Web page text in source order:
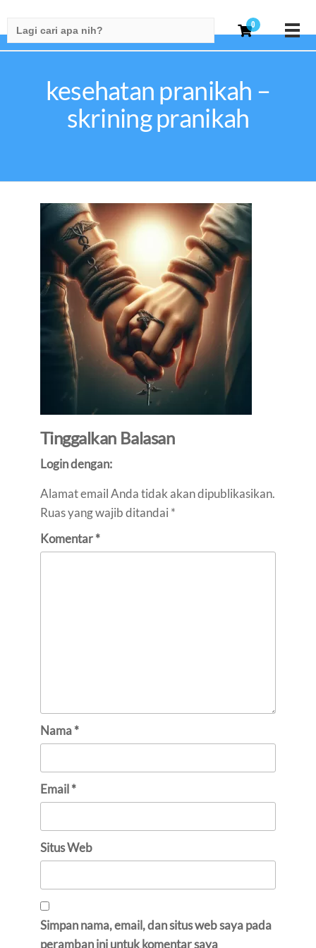
for:
0
kesehatan pranikah –
skrining pranikah
Tinggalkan Balasan
Login dengan:
Alamat email Anda tidak akan dipublikasikan.
Ruas yang wajib ditandai *
Komentar*
Nama*
Email*
Situs Web
Simpan nama, email, dan situs web saya pada
peramban ini untuk komentar saya